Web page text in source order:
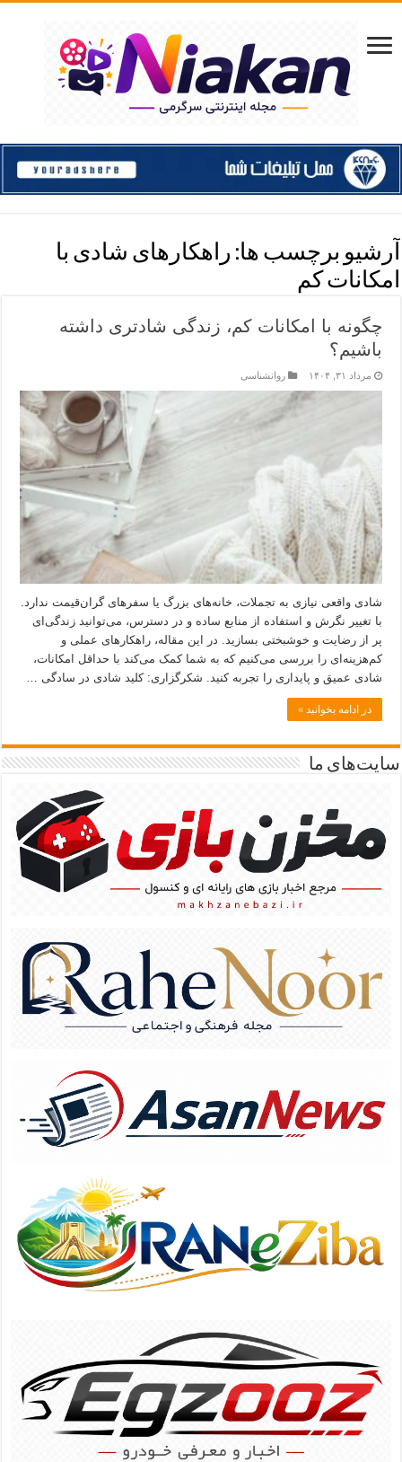
آرشیو برچسب ها: راهکارهای شادی با
امکانات کم
چگونه با امکانات کم، زندگی شادتری داشته
باشیم؟
مرداد ۳۱, ۱۴۰۴ روانشناسی
شادی واقعی نیازی به تجملات، خانه‌های بزرگ یا سفرهای گران‌قیمت ندارد.
با تغییر نگرش و استفاده از منابع ساده و در دسترس، می‌توانید زندگی‌ای
پر از رضایت و خوشبختی بسازید. در این مقاله، راهکارهای عملی و
کم‌هزینه‌ای را بررسی می‌کنیم که به شما کمک می‌کند با حداقل امکانات،
شادی عمیق و پایداری را تجربه کنید. شکرگزاری: کلید شادی در سادگی …
در ادامه بخوانید »
سایت‌های ما